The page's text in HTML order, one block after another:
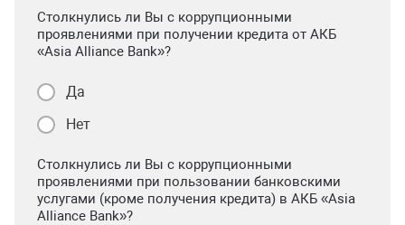
Столкнулись ли Вы с коррупционными
проявлениями при получении кредита от АКБ
«Asia Alliance Bank»?
Да
Нет
Столкнулись ли Вы с коррупционными
проявлениями при пользовании банковскими
услугами (кроме получения кредита) в АКБ «Asia
Alliance Bank»?